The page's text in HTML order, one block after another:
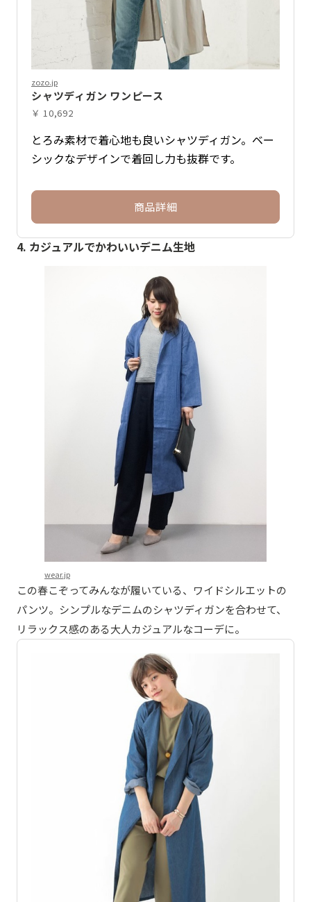
zozo.jp
シャツディガン ワンピース
￥ 10,692
とろみ素材で着心地も良いシャツディガン。ベー
シックなデザインで着回し力も抜群です。
商品詳細
4. カジュアルでかわいいデニム生地
wear.jp
この春こぞってみんなが履いている、ワイドシルエットの
パンツ。シンプルなデニムのシャツディガンを合わせて、
リラックス感のある大人カジュアルなコーデに。